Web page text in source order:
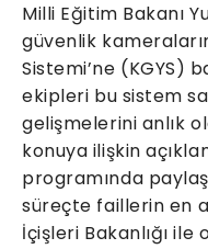
Milli Eğitim Bakanı
güvenlik
Sistemi’ne (KGYS)
ekipleri bu sistem
gelişmelerini anlık
konuya ilişkin
programında
süreçte faillerin en
İçişleri Bakanlığı